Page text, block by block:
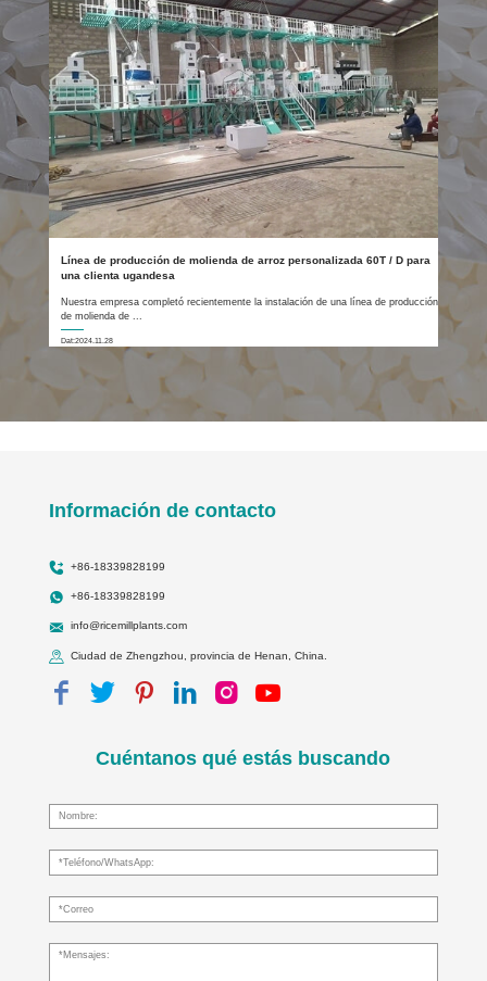
Línea de producción de molienda de arroz personalizada 60T / D para
una clienta ugandesa
Nuestra empresa completó recientemente la instalación de una línea de producción
de molienda de ...
Dat:2024.11.28
Información de contacto
+86-18339828199
+86-18339828199
info@ricemillplants.com
Ciudad de Zhengzhou, provincia de Henan, China.
Cuéntanos qué estás buscando